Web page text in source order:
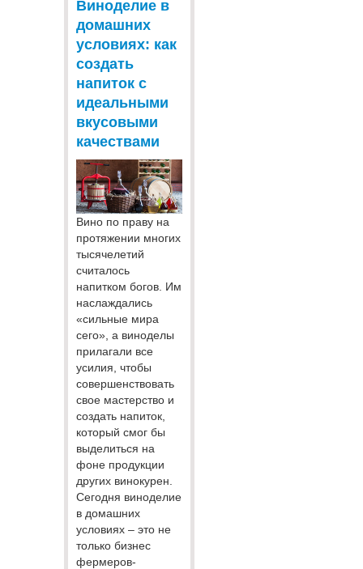
Виноделие в
домашних
условиях: как
создать
напиток с
идеальными
вкусовыми
качествами
Вино по праву на
протяжении многих
тысячелетий
считалось
напитком богов. Им
наслаждались
«сильные мира
сего», а виноделы
прилагали все
усилия, чтобы
совершенствовать
свое мастерство и
создать напиток,
который смог бы
выделиться на
фоне продукции
других винокурен.
Сегодня виноделие
в домашних
условиях – это не
только бизнес
фермеров-